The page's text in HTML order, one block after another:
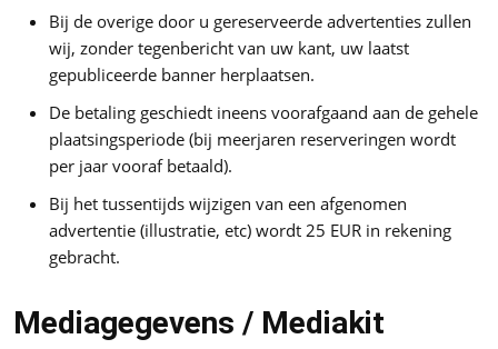
Bij de overige door u gereserveerde advertenties zullen
wij, zonder tegenbericht van uw kant, uw laatst
gepubliceerde banner herplaatsen.
De betaling geschiedt ineens voorafgaand aan de gehele
plaatsingsperiode (bij meerjaren reserveringen wordt
per jaar vooraf betaald).
Bij het tussentijds wijzigen van een afgenomen
advertentie (illustratie, etc) wordt 25 EUR in rekening
gebracht.
Mediagegevens / Mediakit